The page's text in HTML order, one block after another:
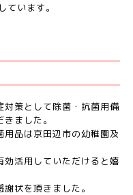
います。
対策として除菌・抗菌用備
ました。
品は京田辺市の幼稚園及
効活用していただけると嬉
状を頂きました。